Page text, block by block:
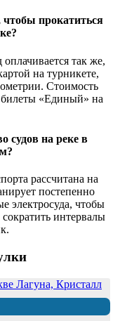
прокатиться
так же,
на турникете,
Стоимость
«Единый» на
судов на реке в
рассчитана на
постепенно
электросуда, чтобы
интервалы